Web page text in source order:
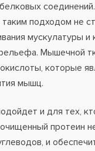
таким подходом не
мускулатуры и
Мышечной
которые
мышц.
и для тех,
протеин
и